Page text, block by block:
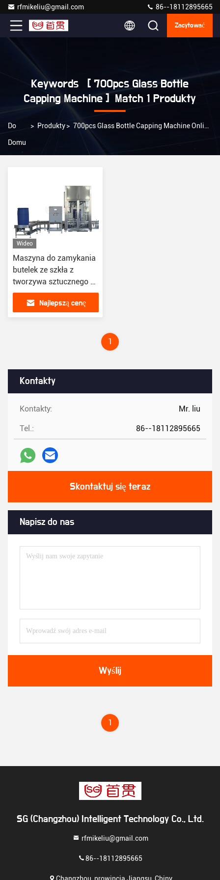
rfmikeliu@gmail.com 86--18112895665
Zacytować
Keywords [ 700pcs Glass Bottle
Capping Machine ] Match 1 Produkty
Do
Domu
> Produkty > 700pcs Glass Bottle Capping Machine Online Manufacturer
Kontakty
Kontakty: Mr. liu
Tel.: 86--18112895665
Skontaktuj się teraz
Napisz do nas
Wyślij
Wideo
Maszyna do zamykania
butelek ze szkła z
tworzywa sztucznego 2
~ 24 głowice AC 380 V
Napięcie 50 Hz
Półautomatyczna
Najlepszą cenę
1
1
SG (Changzhou) Intelligent Technology Co., Ltd.
rfmikeliu@gmail.com
86--18112895665